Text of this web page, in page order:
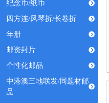
纪念币/纸币
四方连/风琴折/长卷折
年册
邮资封片
个性化邮品
中港澳三地联发/同题材邮
品